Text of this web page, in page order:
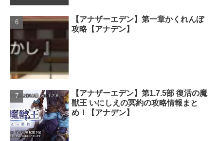
【アナザーエデン】第一章かくれんぼ
攻略【アナデン】
【アナザーエデン】第1.7.5部 復活の魔
獣王 いにしえの冥約の攻略情報まと
め！【アナデン】